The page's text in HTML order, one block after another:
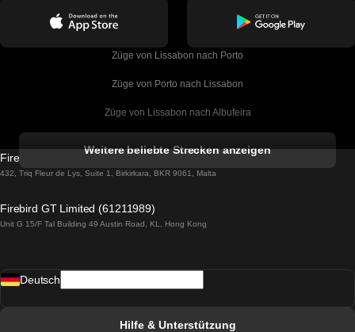
Züge von Lissabon nach Porto
Züge von Porto nach Lissabon
Züge von Lissabon nach Albufeira
Züge von Lissabon nach Lagos
Züge von Lissabon nach Madrid
Weitere beliebte Strecken anzeigen
Firebird GT Limited (OC 1451)
432, Triq Fleur de Lys, Suite 1, Birkirkara, BKR 9061, Malta
Firebird GT Limited (61211989)
Unit G 15/F Tal Building 49 Austin Road, KL, Hong Kong
Deutsch
Hilfe & Unterstützung